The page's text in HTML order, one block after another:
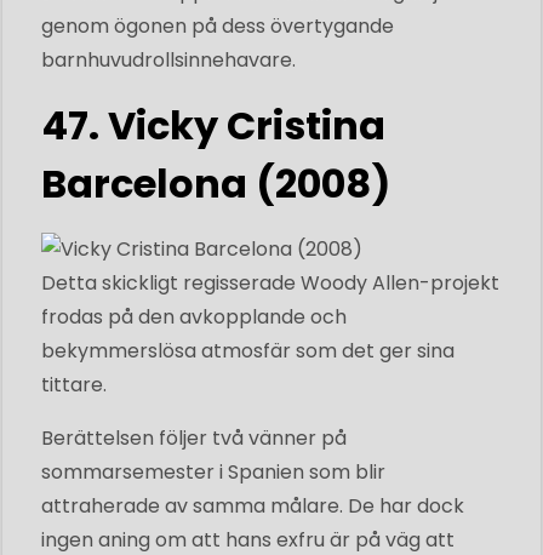
genom ögonen på dess övertygande
barnhuvudrollsinnehavare.
47. Vicky Cristina
Barcelona (2008)
Detta skickligt regisserade Woody Allen-projekt
frodas på den avkopplande och
bekymmerslösa atmosfär som det ger sina
tittare.
Berättelsen följer två vänner på
sommarsemester i Spanien som blir
attraherade av samma målare. De har dock
ingen aning om att hans exfru är på väg att